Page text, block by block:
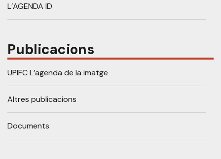
L’AGENDA ID
Publicacions
UPIFC L’agenda de la imatge
Altres publicacions
Documents